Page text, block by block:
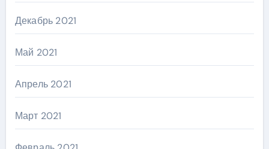
Декабрь 2021
Май 2021
Апрель 2021
Март 2021